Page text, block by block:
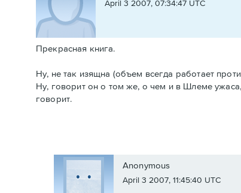
April 3 2007, 07:34:47 UTC
Прекрасная книга.
Ну, не так изящна (объем всегда работает
Ну, говорит он о том же, о чем и в Шлеме
говорит.
Anonymous
April 3 2007, 11:45:40 UTC